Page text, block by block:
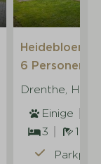
Heidebloem
6 Personen
Drenthe,
Einige
3
1